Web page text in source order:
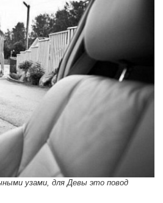
узами, для Девы это повод